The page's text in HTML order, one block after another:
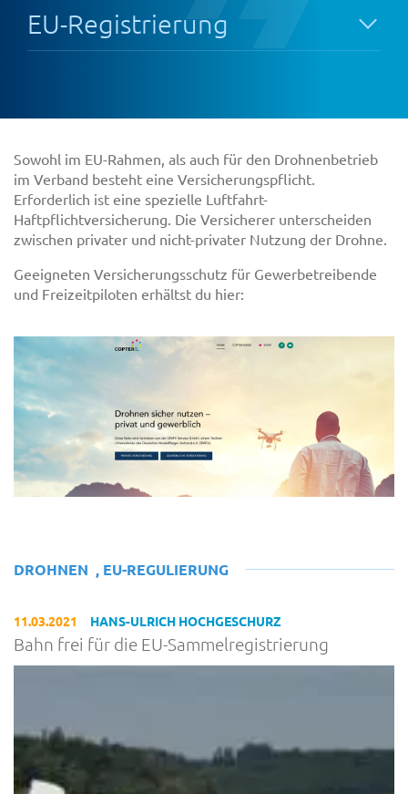
EU-Registrierung
Sowohl im EU-Rahmen, als auch für den Drohnenbetrieb
im Verband besteht eine Versicherungspflicht.
Erforderlich ist eine spezielle Luftfahrt-
Haftpflichtversicherung. Die Versicherer unterscheiden
zwischen privater und nicht-privater Nutzung der Drohne.
Geeigneten Versicherungsschutz für Gewerbetreibende
und Freizeitpiloten erhältst du hier:
DROHNEN , EU-REGULIERUNG
11.03.2021 HANS-ULRICH HOCHGESCHURZ
Bahn frei für die EU-Sammelregistrierung